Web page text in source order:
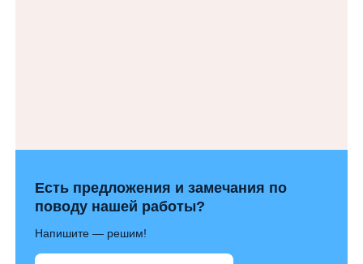
Есть предложения и замечания по
поводу нашей работы?
Напишите — решим!